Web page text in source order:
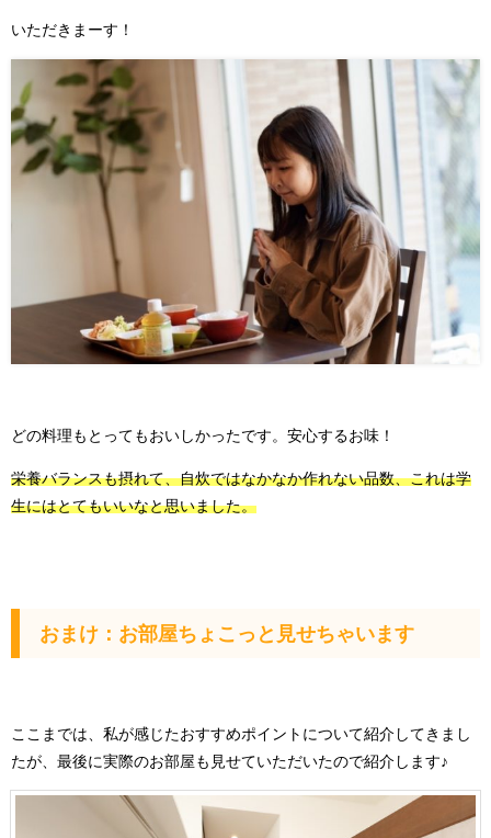
いただきまーす！
どの料理もとってもおいしかったです。安心するお味！
栄養バランスも摂れて、自炊ではなかなか作れない品数、これは学
生にはとてもいいなと思いました。
おまけ：お部屋ちょこっと見せちゃいます
ここまでは、私が感じたおすすめポイントについて紹介してきまし
たが、最後に実際のお部屋も見せていただいたので紹介します♪